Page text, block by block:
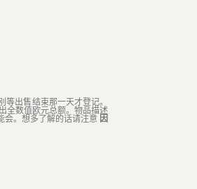
出售结束那一天才登记。
全数值欧元总额。物品描述
会。想多了解的话请注意 因